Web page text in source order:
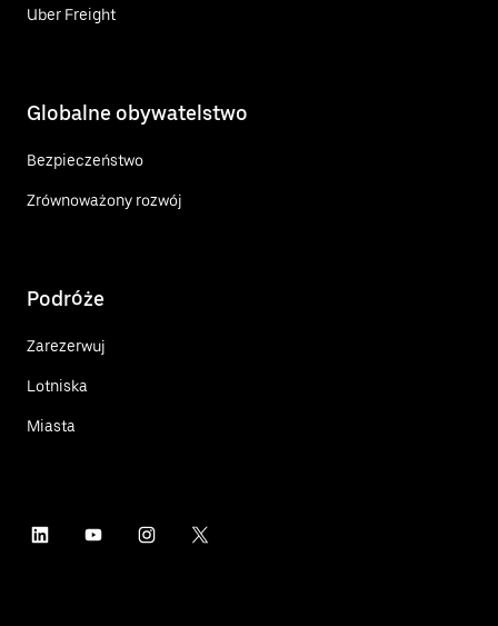
Uber Freight
Globalne obywatelstwo
Bezpieczeństwo
Zrównoważony rozwój
Podróże
Zarezerwuj
Lotniska
Miasta